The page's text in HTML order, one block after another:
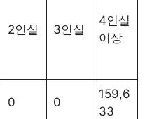
2인실 3인실
4인실
이상
0 0
159,6
33